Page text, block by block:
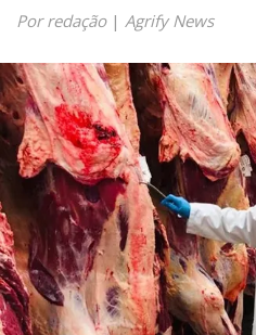
Por redação| Agrify News